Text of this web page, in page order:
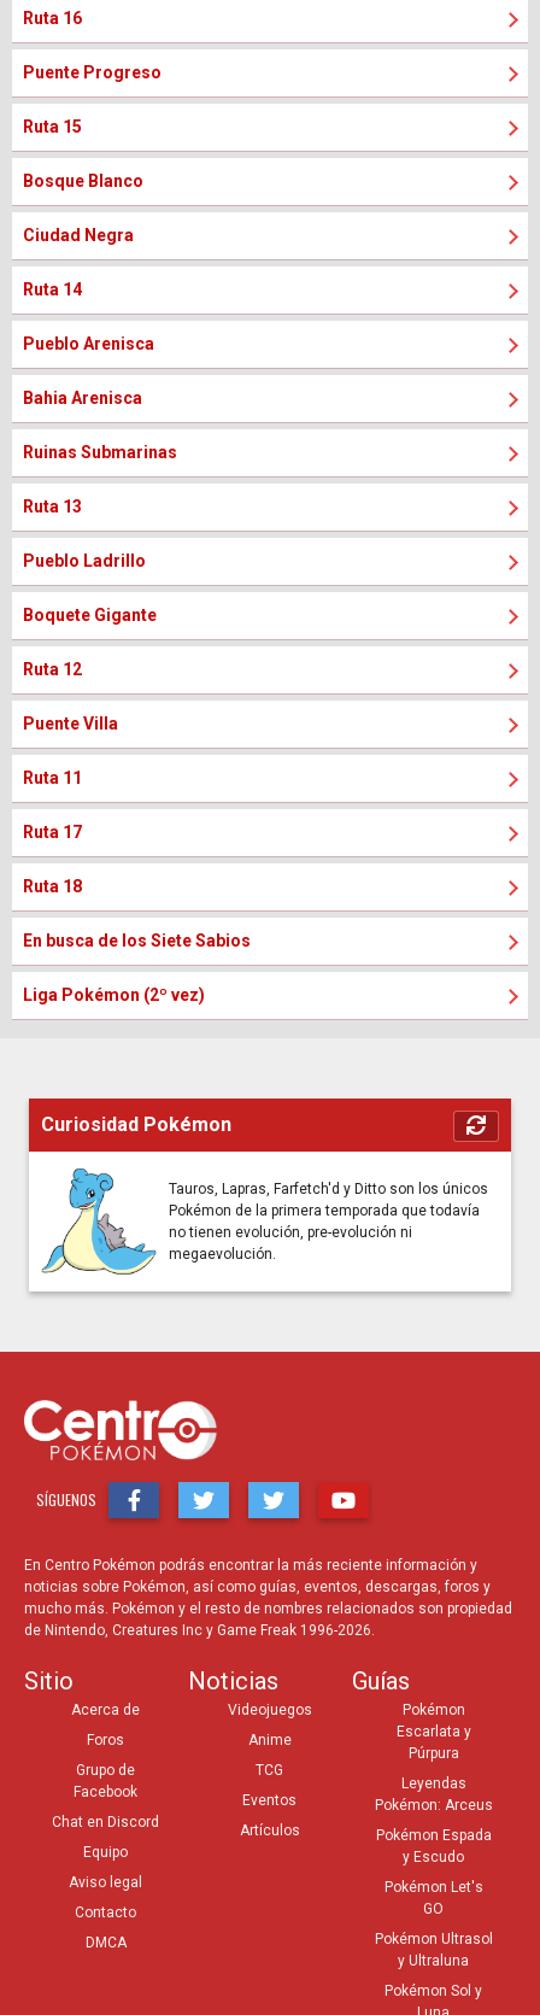
Ruta 16
Puente Progreso
Ruta 15
Bosque Blanco
Ciudad Negra
Ruta 14
Pueblo Arenisca
Bahia Arenisca
Ruinas Submarinas
Ruta 13
Pueblo Ladrillo
Boquete Gigante
Ruta 12
Puente Villa
Ruta 11
Ruta 17
Ruta 18
En busca de los Siete Sabios
Liga Pokémon (2º vez)
Curiosidad Pokémon
Tauros, Lapras, Farfetch'd y Ditto son los únicos
Pokémon de la primera temporada que todavía
no tienen evolución, pre-evolución ni
megaevolución.
SÍGUENOS
En Centro Pokémon podrás encontrar la más reciente información y
noticias sobre Pokémon, así como guías, eventos, descargas, foros y
mucho más. Pokémon y el resto de nombres relacionados son propiedad
de Nintendo, Creatures Inc y Game Freak 1996-2026.
Sitio
Acerca de
Foros
Grupo de
Facebook
Chat en Discord
Equipo
Aviso legal
Contacto
DMCA
Noticias
Videojuegos
Anime
TCG
Eventos
Artículos
Guías
Pokémon
Escarlata y
Púrpura
Leyendas
Pokémon: Arceus
Pokémon Espada
y Escudo
Pokémon Let's
GO
Pokémon Ultrasol
y Ultraluna
Pokémon Sol y